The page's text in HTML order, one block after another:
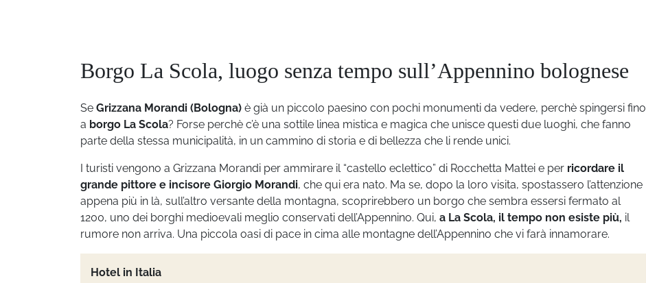
Borgo La Scola, luogo senza tempo sull’Appennino bolognese
Se Grizzana Morandi (Bologna) è già un piccolo paesino con pochi monumenti da vedere, perchè spingersi fino
a borgo La Scola? Forse perchè c’è una sottile linea mistica e magica che unisce questi due luoghi, che fanno
parte della stessa municipalità, in un cammino di storia e di bellezza che li rende unici.
I turisti vengono a Grizzana Morandi per ammirare il “castello eclettico” di Rocchetta Mattei e per ricordare il
grande pittore e incisore Giorgio Morandi, che qui era nato. Ma se, dopo la loro visita, spostassero l’attenzione
appena più in là, sull’altro versante della montagna, scoprirebbero un borgo che sembra essersi fermato al
1200, uno dei borghi medioevali meglio conservati dell’Appennino. Qui, a La Scola, il tempo non esiste più, il
rumore non arriva. Una piccola oasi di pace in cima alle montagne dell’Appennino che vi farà innamorare.
Hotel in Italia